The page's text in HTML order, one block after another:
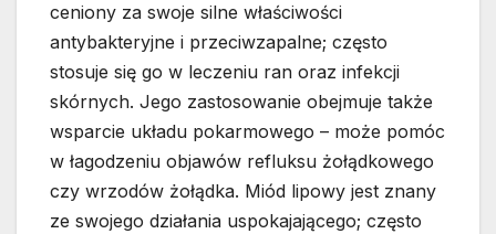
ceniony za swoje silne właściwości
antybakteryjne i przeciwzapalne; często
stosuje się go w leczeniu ran oraz infekcji
skórnych. Jego zastosowanie obejmuje także
wsparcie układu pokarmowego – może pomóc
w łagodzeniu objawów refluksu żołądkowego
czy wrzodów żołądka. Miód lipowy jest znany
ze swojego działania uspokajającego; często